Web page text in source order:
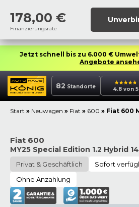
178,00 €
Finanzierungsrate
Jetzt schnell bis zu 6.000 €
Angebote
82 Standorte 4.8 von 5
Start » Neuwagen » Fiat » 600 » Fiat 600
Fiat 600
MY25 Special Edition 1.2 Hybrid
Privat & Geschäftlich
Sofort
Ohne Anzahlung